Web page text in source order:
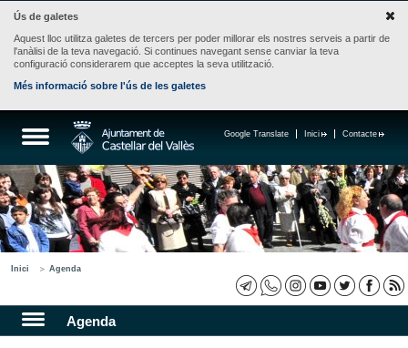
Ús de galetes
Aquest lloc utilitza galetes de tercers per poder millorar els nostres serveis a partir de
l'anàlisi de la teva navegació. Si continues navegant sense canviar la teva
configuració considerarem que acceptes la seva utilització.
Més informació sobre l'ús de les galetes
Contacte
Inici
Google Translate
Inici Agenda
Agenda